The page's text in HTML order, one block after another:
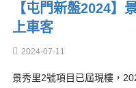
【屯門新盤2024】
上車客
2024-07-11
景秀里2號項目已屆現樓，